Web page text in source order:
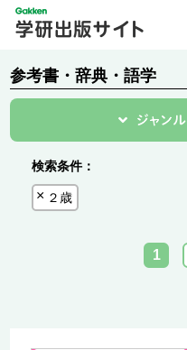
参考書・辞典・語学
検索条件：
２歳
1